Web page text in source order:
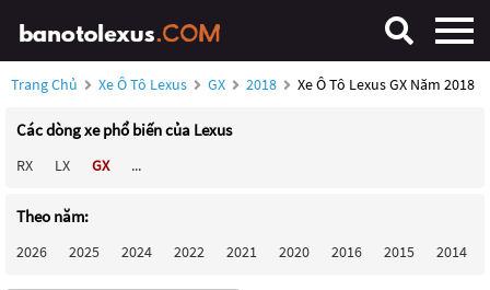
Trang Chủ Xe Ô Tô Lexus GX 2018 Xe Ô Tô Lexus GX Năm 2018
Các dòng xe phổ biến của Lexus
RX LX GX ...
Theo năm:
2026 2025 2024 2022 2021 2020 2016 2015 2014